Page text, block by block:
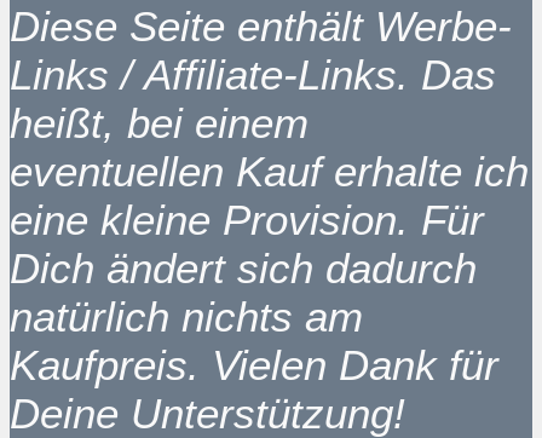
Diese Seite enthält Werbe-
Links / Affiliate-Links. Das
heißt, bei einem
eventuellen Kauf erhalte ich
eine kleine Provision. Für
Dich ändert sich dadurch
natürlich nichts am
Kaufpreis. Vielen Dank für
Deine Unterstützung!